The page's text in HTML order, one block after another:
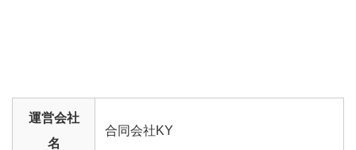
運営会社
名
合同会社KY